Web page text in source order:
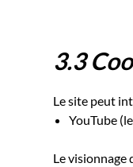
3.3
Le site peut
YouTube
Le visionnage